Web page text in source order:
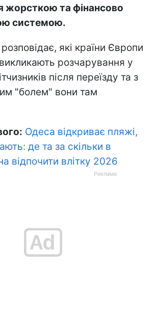
жорсткою та фінансово
системою.
розповідає, які країни Європи
розчарування у
після переїзду та з
"болем" вони там
Одеса відкриває пляжі,
де та за скільки в
відпочити влітку 2026